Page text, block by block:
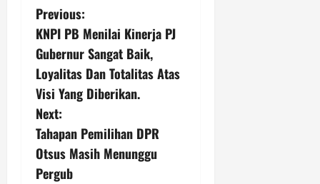
P
o
s
t
n
a
Previous:
KNPI PB Menilai Kinerja PJ
Gubernur Sangat Baik,
Loyalitas Dan Totalitas Atas
Visi Yang Diberikan.
Next:
Tahapan Pemilihan DPR
Otsus Masih Menunggu
Pergub